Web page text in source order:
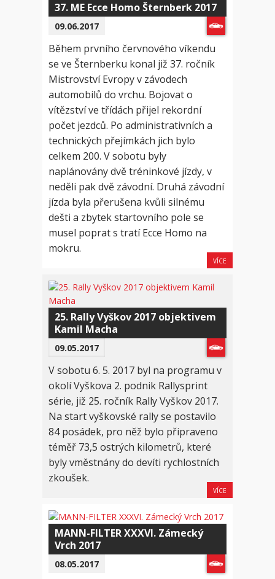
37. ME Ecce Homo Šternberk 2017
09.06.2017
Během prvního červnového víkendu
se ve Šternberku konal již 37. ročník
Mistrovství Evropy v závodech
automobilů do vrchu. Bojovat o
vítězství ve třídách přijel rekordní
počet jezdců. Po administrativních a
technických přejímkách jich bylo
celkem 200. V sobotu byly
naplánovány dvě tréninkové jízdy, v
neděli pak dvě závodní. Druhá závodní
jízda byla přerušena kvůli silnému
dešti a zbytek startovního pole se
musel poprat s tratí Ecce Homo na
mokru.
VÍCE
25. Rally Vyškov 2017 objektivem
Kamil Macha
09.05.2017
V sobotu 6. 5. 2017 byl na programu v
okolí Vyškova 2. podnik Rallysprint
série, již 25. ročník Rally Vyškov 2017.
Na start vyškovské rally se postavilo
84 posádek, pro něž bylo připraveno
téměř 73,5 ostrých kilometrů, které
byly vměstnány do devíti rychlostních
zkoušek.
VÍCE
MANN-FILTER XXXVI. Zámecký
Vrch 2017
08.05.2017